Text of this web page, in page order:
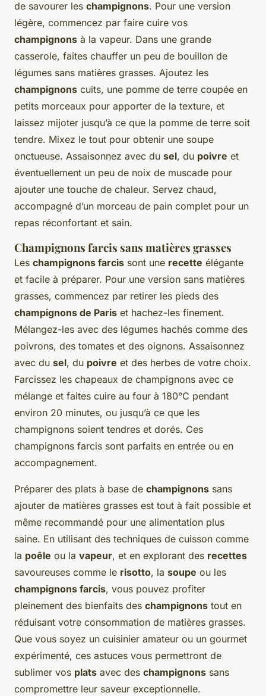
de savourer les champignons. Pour une version
légère, commencez par faire cuire vos
champignons à la vapeur. Dans une grande
casserole, faites chauffer un peu de bouillon de
légumes sans matières grasses. Ajoutez les
champignons cuits, une pomme de terre coupée en
petits morceaux pour apporter de la texture, et
laissez mijoter jusqu’à ce que la pomme de terre soit
tendre. Mixez le tout pour obtenir une soupe
onctueuse. Assaisonnez avec du sel, du poivre et
éventuellement un peu de noix de muscade pour
ajouter une touche de chaleur. Servez chaud,
accompagné d’un morceau de pain complet pour un
repas réconfortant et sain.
Champignons farcis sans matières grasses
Les champignons farcis sont une recette élégante
et facile à préparer. Pour une version sans matières
grasses, commencez par retirer les pieds des
champignons de Paris et hachez-les finement.
Mélangez-les avec des légumes hachés comme des
poivrons, des tomates et des oignons. Assaisonnez
avec du sel, du poivre et des herbes de votre choix.
Farcissez les chapeaux de champignons avec ce
mélange et faites cuire au four à 180°C pendant
environ 20 minutes, ou jusqu’à ce que les
champignons soient tendres et dorés. Ces
champignons farcis sont parfaits en entrée ou en
accompagnement.
Préparer des plats à base de champignons sans
ajouter de matières grasses est tout à fait possible et
même recommandé pour une alimentation plus
saine. En utilisant des techniques de cuisson comme
la poêle ou la vapeur, et en explorant des recettes
savoureuses comme le risotto, la soupe ou les
champignons farcis, vous pouvez profiter
pleinement des bienfaits des champignons tout en
réduisant votre consommation de matières grasses.
Que vous soyez un cuisinier amateur ou un gourmet
expérimenté, ces astuces vous permettront de
sublimer vos plats avec des champignons sans
compromettre leur saveur exceptionnelle.